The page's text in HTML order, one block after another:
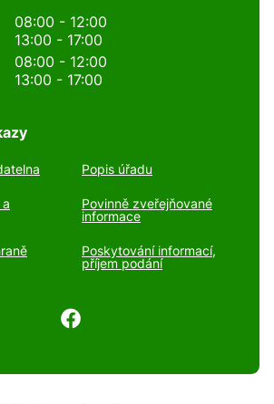
08:00 - 12:00
13:00 - 17:00
08:00 - 12:00
13:00 - 17:00
Popis úřadu
Povinně zveřejňované
informace
Poskytování informací,
příjem podání